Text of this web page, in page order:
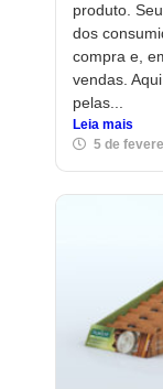
produto.
dos
compra e,
vendas.
pelas...
Leia mais
5 de